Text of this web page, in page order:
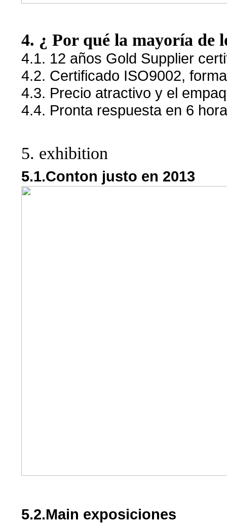
4. ¿ Por qué la mayoría de
4.1. 12 años Gold Supplier
4.2. Certificado ISO9002,
4.3. Precio atractivo y el
4.4. Pronta respuesta en 6
5. exhibition
5.1.Conton justo en 2013
5.2.Main exposiciones